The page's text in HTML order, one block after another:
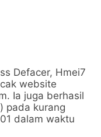
Defacer, Hmei7
website
Ia juga berhasil
pada kurang
dalam waktu